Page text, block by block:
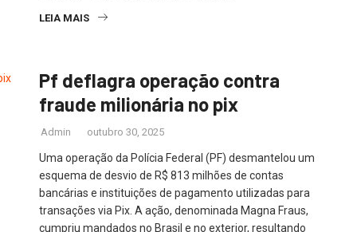
LEIA MAIS
Pf deflagra operação contra
fraude milionária no pix
Admin outubro 30, 2025
Uma operação da Polícia Federal (PF) desmantelou um
esquema de desvio de R$ 813 milhões de contas
bancárias e instituições de pagamento utilizadas para
transações via Pix. A ação, denominada Magna Fraus,
cumpriu mandados no Brasil e no exterior, resultando